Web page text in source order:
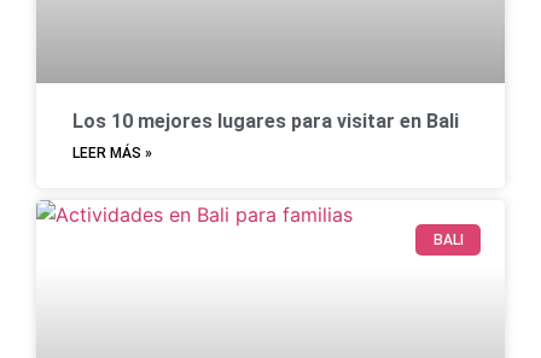
Los 10 mejores lugares para visitar en Bali
LEER MÁS »
BALI